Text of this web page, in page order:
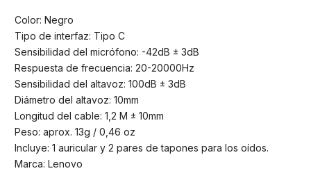
Color: Negro
Tipo de interfaz: Tipo C
Sensibilidad del micrófono: -42dB ± 3dB
Respuesta de frecuencia: 20-20000Hz
Sensibilidad del altavoz: 100dB ± 3dB
Diámetro del altavoz: 10mm
Longitud del cable: 1,2 M ± 10mm
Peso: aprox. 13g / 0,46 oz
Incluye: 1 auricular y 2 pares de tapones para los oídos.
Marca: Lenovo